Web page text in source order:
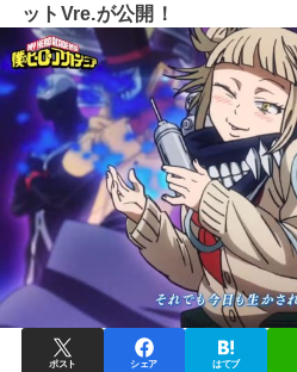
ットVre.が公開！
ポスト シェア はてブ